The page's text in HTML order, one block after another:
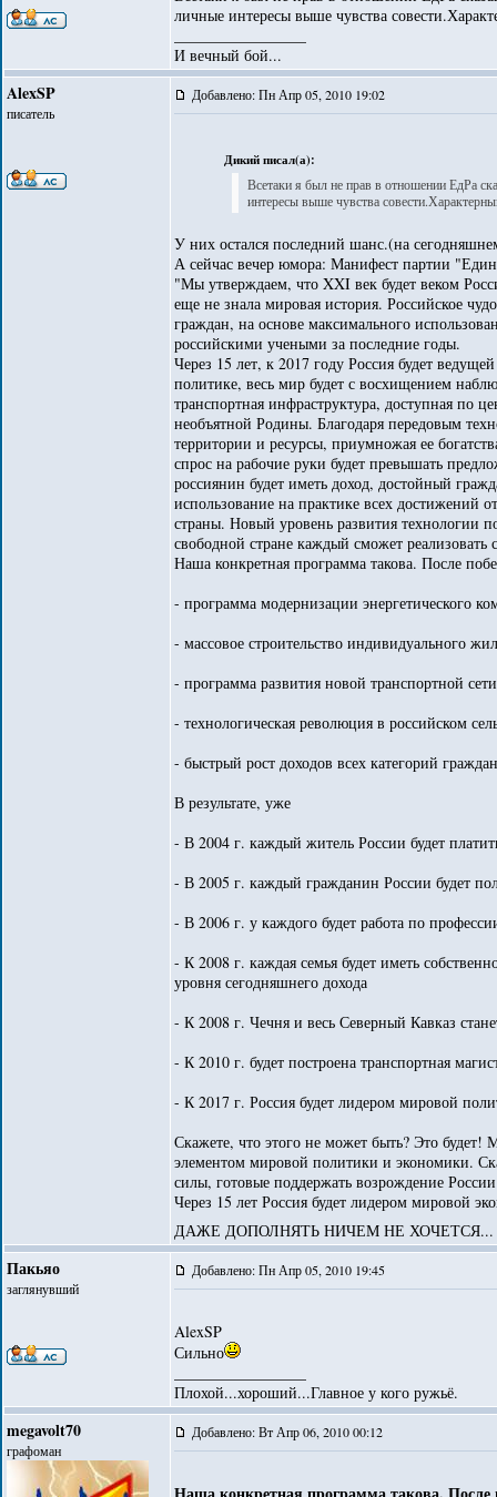
личные интересы выше чувства
И вечный бой...
AlexSP
писатель
Добавлено: Пн Апр 05, 2010 19:02
Дикий писал(а):
Всетаки я был не прав в отношении ЕдРа
интересы выше чувства
У них остался последний шанс.(на
А сейчас вечер юмора: Манифест партии
"Мы утверждаем, что XXI век будет веком
еще не знала мировая история. Российское
граждан, на основе максимального
российскими учеными за последние годы.
Через 15 лет, к 2017 году Россия будет
политике, весь мир будет с восхищением
транспортная инфраструктура, доступная
необъятной Родины. Благодаря передовым
территории и ресурсы, приумножая ее
спрос на рабочие руки будет превышать
россиянин будет иметь доход, достойный
использование на практике всех достижений
страны. Новый уровень развития технологии
свободной стране каждый сможет
Наша конкретная программа такова. После
- программа модернизации энергетического
- массовое строительство индивидуального
- программа развития новой транспортной
- технологическая революция в российском
- быстрый рост доходов всех категорий граждан
В результате, уже
- В 2004 г. каждый житель России будет
- В 2005 г. каждый гражданин России будет
- В 2006 г. у каждого будет работа по
- К 2008 г. каждая семья будет иметь
уровня сегодняшнего дохода
- К 2008 г. Чечня и весь Северный Кавказ
- К 2010 г. будет построена транспортная
- К 2017 г. Россия будет лидером мировой
Скажете, что этого не может быть? Это
элементом мировой политики и экономики.
силы, готовые поддержать возрождение
Через 15 лет Россия будет лидером мировой
ДАЖЕ ДОПОЛНЯТЬ НИЧЕМ НЕ ХОЧЕТСЯ...
Пакьяо
заглянувший
Добавлено: Пн Апр 05, 2010 19:45
AlexSP
Сильно
Плохой...хороший...Главное у кого ружьё.
megavolt70
графоман
Добавлено: Вт Апр 06, 2010 00:12